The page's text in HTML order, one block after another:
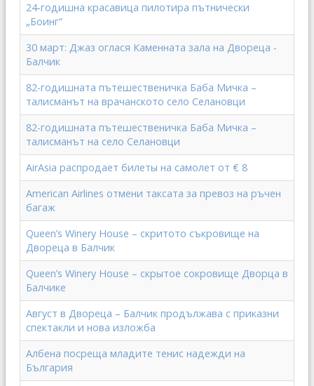
24-годишна красавица пилотира пътнически
„Боинг“
30 март: Джаз оглася Каменната зала на Двореца -
Балчик
82-годишната пътешественичка Баба Мичка –
талисманът на врачанското село Селановци
82-годишната пътешественичка Баба Мичка –
талисманът на село Селановци
AirAsia распродает билеты на самолет от € 8
American Airlines отмени таксата за превоз на ръчен
багаж
Queen’s Winery House – скритото съкровище на
Двореца в Балчик
Queen’s Winery House – скрытое сокровище Дворца в
Балчике
Август в Двореца – Балчик продължава с приказни
спектакли и нова изложба
Албена посреща младите тенис надежди на
България